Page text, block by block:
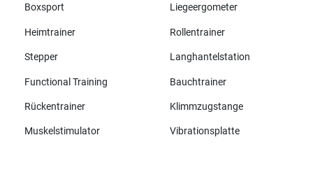
Boxsport Liegeergometer
Heimtrainer Rollentrainer
Stepper Langhantelstation
Functional Training Bauchtrainer
Rückentrainer Klimmzugstange
Muskelstimulator Vibrationsplatte